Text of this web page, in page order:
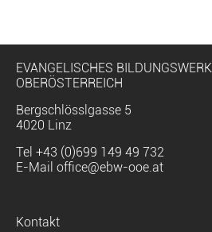
EVANGELISCHES BILDUNGSWERK
OBERÖSTERREICH
Bergschlösslgasse 5
4020 Linz
Tel +43 (0)699 149 49 732
E-Mail office@ebw-ooe.at
Navigation
Kontakt